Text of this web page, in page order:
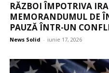
RĂZBOI ÎMPOTRIVA
MEMORANDUMUL DE
PAUZĂ ÎNTR-UN
News Solid - iunie 17, 2026